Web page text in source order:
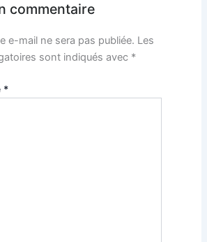
commentaire
e-mail ne sera pas publiée. Les
sont indiqués avec *
*